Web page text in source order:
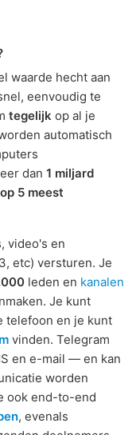
waarde hecht aan
eenvoudig te
tegelijk op al je
automatisch
dan 1 miljard
5 meest
video's en
etc) versturen. Je
leden en kanalen
Je kunt
telefoon en je kunt
vinden. Telegram
en e-mail — en kan
worden
ook end-to-end
, evenals